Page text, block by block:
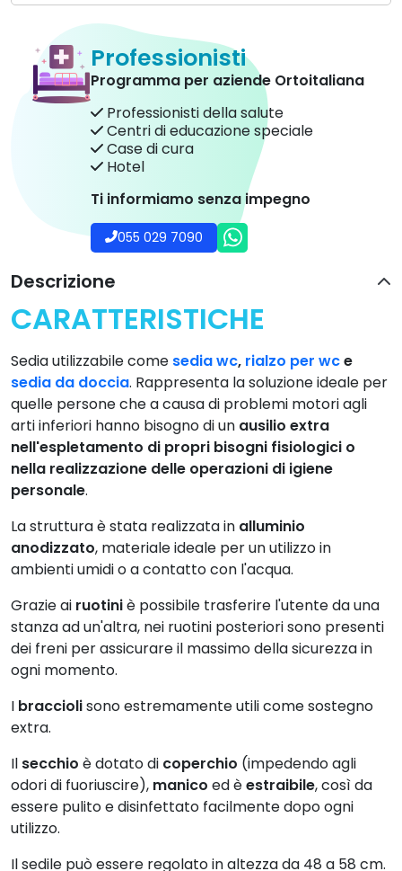
Professionisti
Programma per aziende Ortoitaliana
Professionisti della salute
Centri di educazione speciale
Case di cura
Hotel
Ti informiamo senza impegno
055 029 7090
Descrizione
CARATTERISTICHE
Sedia utilizzabile come sedia wc, rialzo per wce
sedia da doccia. Rappresenta la soluzione ideale per
quelle persone che a causa di problemi motori agli
arti inferiori hanno bisogno di un ausilio extra
nell'espletamento di propri bisogni fisiologici o
nella realizzazione delle operazioni di igiene
personale.
La struttura è stata realizzata in alluminio
anodizzato, materiale ideale per un utilizzo in
ambienti umidi o a contatto con l'acqua.
Grazie ai ruotiniè possibile trasferire l'utente da una
stanza ad un'altra, nei ruotini posteriori sono presenti
dei freni per assicurare il massimo della sicurezza in
ogni momento.
I bracciolisono estremamente utili come sostegno
extra.
Il secchio è dotato di coperchio (impedendo agli
odori di fuoriuscire), manico ed èestraibile, così da
essere pulito e disinfettato facilmente dopo ogni
utilizzo.
Il sedile può essere regolato in altezza da 48 a 58 cm.